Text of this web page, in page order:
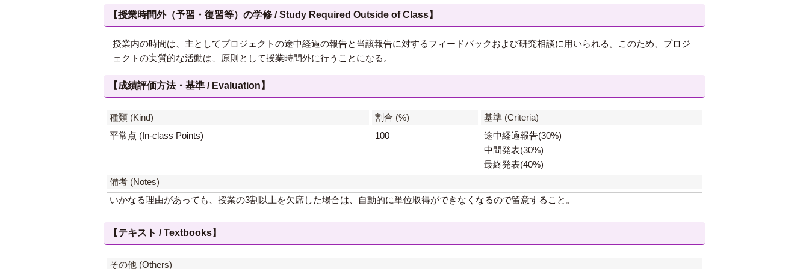
【授業時間外（予習・復習等）の学修 / Study Required Outside of Class】
授業内の時間は、主としてプロジェクトの途中経過の報告と当該報告に対するフィードバックおよび研究相談に用いられる。このため、プロジ
ェクトの実質的な活動は、原則として授業時間外に行うことになる。
【成績評価方法・基準 / Evaluation】
種類 (Kind) 割合 (%)
基準 (Criteria)
平常点 (In-class Points)
100
途中経過報告(30%)
中間発表(30%)
最終発表(40%)
備考 (Notes)
いかなる理由があっても、授業の3割以上を欠席した場合は、自動的に単位取得ができなくなるので留意すること。
【テキスト / Textbooks】
その他 (Others)